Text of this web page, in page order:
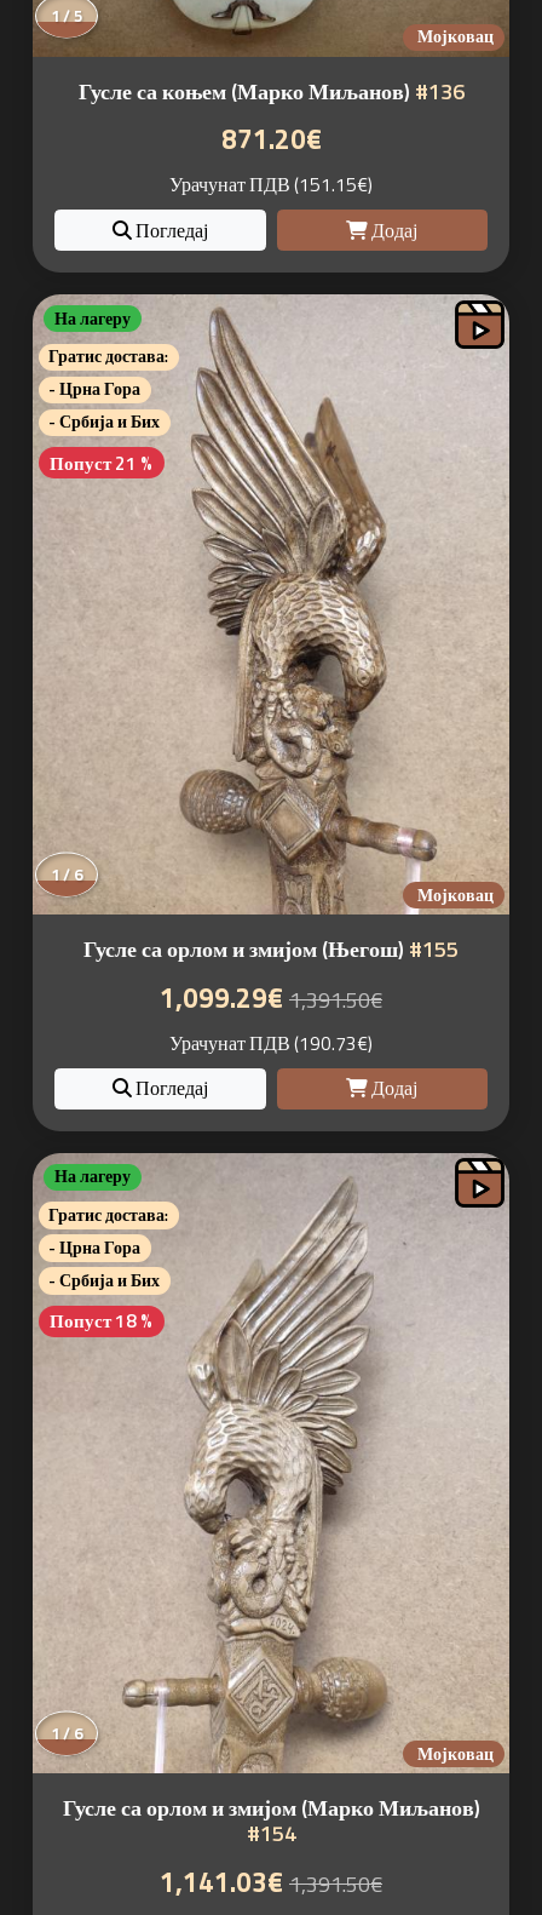
Мојковац
1 / 5
Гусле са коњем (Марко Миљанов) #136
871.20€
Урачунат ПДВ (151.15€)
Погледај
Додај
На лагеру
Гратис достава:
- Црна Гора
- Србија и Бих
Попуст 21 %
Мојковац
1 / 6
Гусле са орлом и змијом (Његош) #155
1,099.29€ 1,391.50€
Урачунат ПДВ (190.73€)
Погледај
Додај
На лагеру
Гратис достава:
- Црна Гора
- Србија и Бих
Попуст 18 %
Мојковац
1 / 6
Гусле са орлом и змијом (Марко Миљанов)
#154
1,141.03€ 1,391.50€